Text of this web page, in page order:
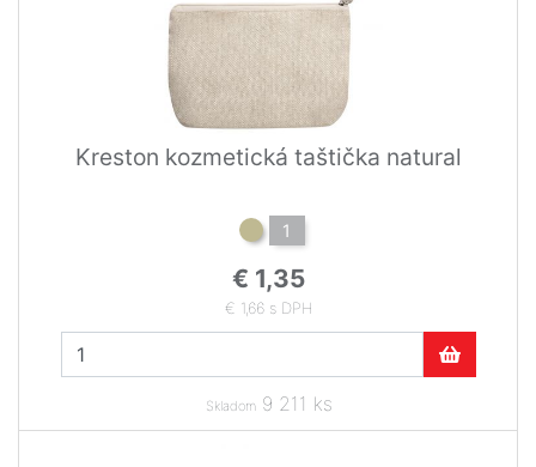
Kreston kozmetická taštička natural
1
€ 1,35
€ 1,66 s DPH
Skladom9 211 ks